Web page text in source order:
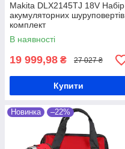
Makita DLX2145TJ 18V Набір
акумуляторних шуруповертів
комплект
В наявності
19 999,98 ₴ 27 027 ₴
Купити
Новинка –22%